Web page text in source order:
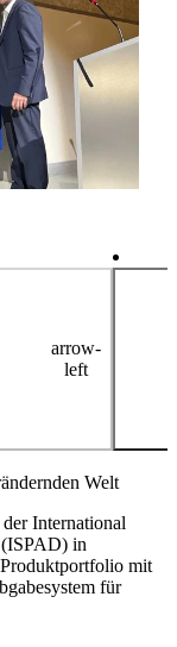
arrow-
left
Welt
International
(ISPAD) in
mit
für